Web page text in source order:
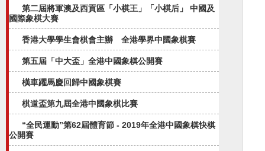
第二屆將軍澳及西貢區「小棋王」「小棋后」 中國及
國際象棋大賽
香港大學學生會棋會主辦 全港學界中國象棋賽
第五屆「中大盃」全港中國象棋公開賽​
橫車躍馬慶回歸中國象棋賽
棋道盃第九屆全港中國象棋比賽
“全民運動”第62屆體育節 - 2019年全港中國象棋快棋
公開賽